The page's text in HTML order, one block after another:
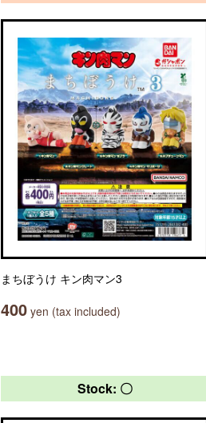
まちぼうけ キン肉マン3
400 yen (tax included)
Stock: 〇